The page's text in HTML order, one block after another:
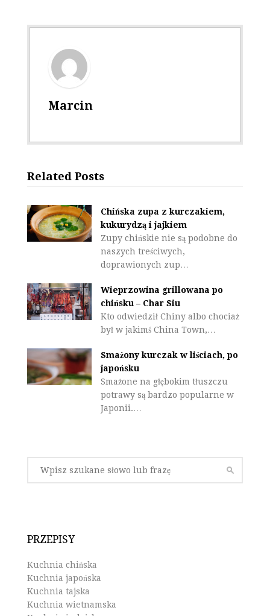
Marcin
Related Posts
Chińska zupa z kurczakiem,
kukurydzą i jajkiem
Zupy chińskie nie są podobne do
naszych treściwych,
doprawionych zup…
Wieprzowina grillowana po
chińsku – Char Siu
Kto odwiedził Chiny albo chociaż
był w jakimś China Town,…
Smażony kurczak w liściach, po
japońsku
Smażone na głębokim tłuszczu
potrawy są bardzo popularne w
Japonii.…
PRZEPISY
Kuchnia chińska
Kuchnia japońska
Kuchnia tajska
Kuchnia wietnamska